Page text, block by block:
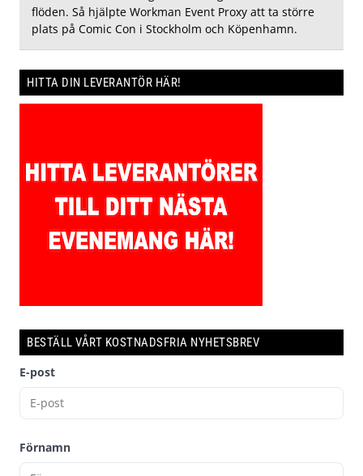
flöden. Så hjälpte Workman Event Proxy att ta större
plats på Comic Con i Stockholm och Köpenhamn.
HITTA DIN LEVERANTÖR HÄR!
BESTÄLL VÅRT KOSTNADSFRIA NYHETSBREV
E-post
Förnamn